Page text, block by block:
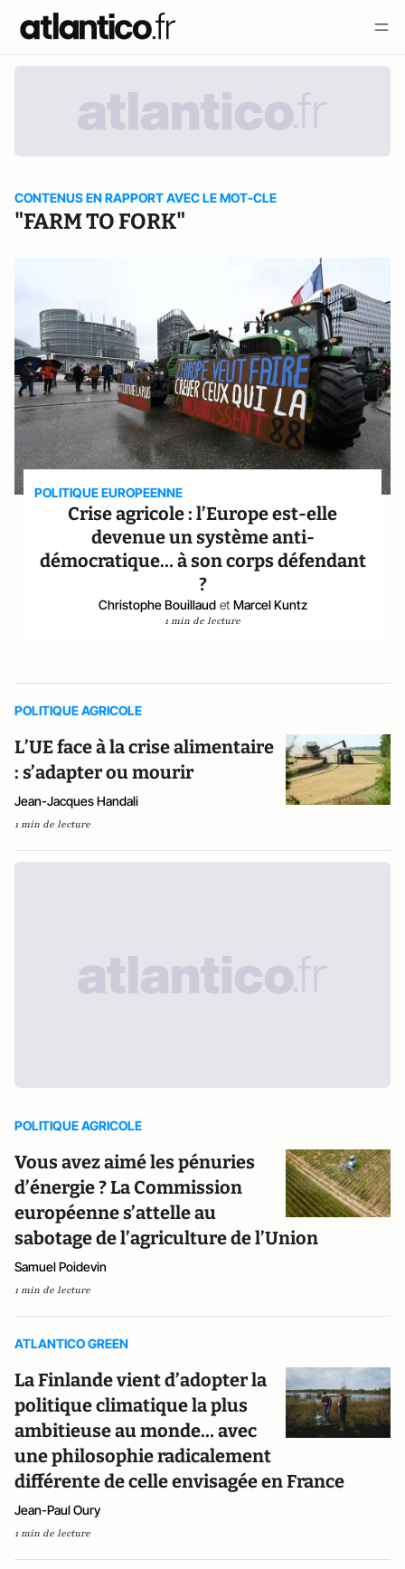
CONTENUS EN RAPPORT AVEC LE MOT-CLE
"FARM TO FORK"
POLITIQUE EUROPEENNE
Crise agricole : l’Europe est-elle
devenue un système anti-
démocratique… à son corps défendant
?
Christophe Bouillaud et Marcel Kuntz
1 min de lecture
POLITIQUE AGRICOLE
L’UE face à la crise alimentaire
: s’adapter ou mourir
Jean-Jacques Handali
1 min de lecture
POLITIQUE AGRICOLE
Vous avez aimé les pénuries
d’énergie ? La Commission
européenne s’attelle au
sabotage de l’agriculture de l’Union
Samuel Poidevin
1 min de lecture
ATLANTICO GREEN
La Finlande vient d’adopter la
politique climatique la plus
ambitieuse au monde… avec
une philosophie radicalement
différente de celle envisagée en France
Jean-Paul Oury
1 min de lecture